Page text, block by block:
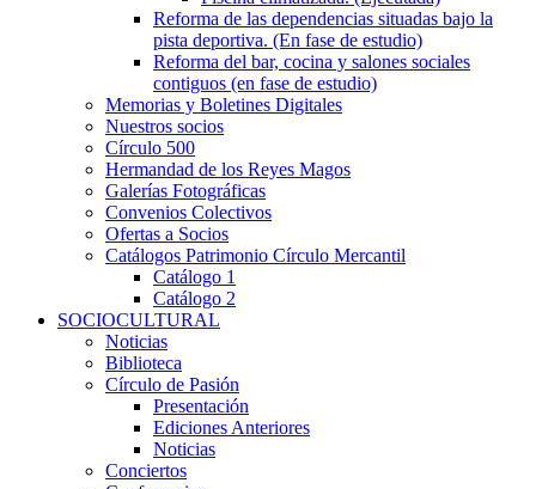
Reforma de las dependencias situadas bajo la
pista deportiva. (En fase de estudio)
Reforma del bar, cocina y salones sociales
contiguos (en fase de estudio)
Memorias y Boletines Digitales
Nuestros socios
Círculo 500
Hermandad de los Reyes Magos
Galerías Fotográficas
Convenios Colectivos
Ofertas a Socios
Catálogos Patrimonio Círculo Mercantil
Catálogo 1
Catálogo 2
SOCIOCULTURAL
Noticias
Biblioteca
Círculo de Pasión
Presentación
Ediciones Anteriores
Noticias
Conciertos